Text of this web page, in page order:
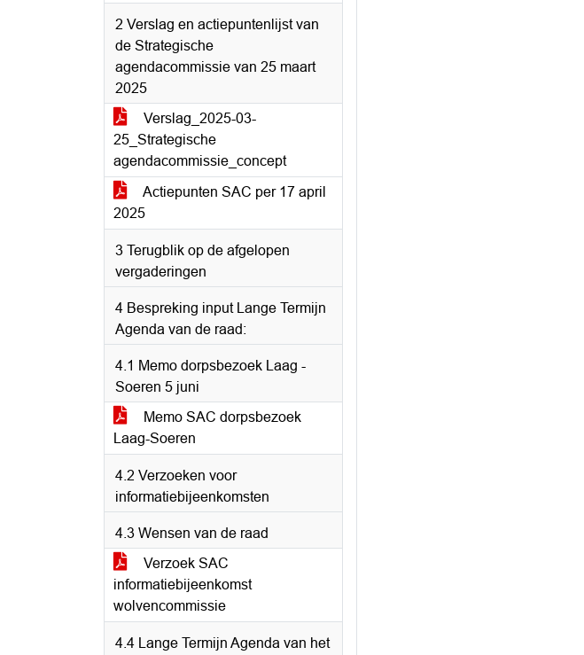
2 Verslag en actiepuntenlijst van
de Strategische
agendacommissie van 25 maart
2025
Verslag_2025-03-
25_Strategische
agendacommissie_concept
Actiepunten SAC per 17 april
2025
3 Terugblik op de afgelopen
vergaderingen
4 Bespreking input Lange Termijn
Agenda van de raad:
4.1 Memo dorpsbezoek Laag -
Soeren 5 juni
Memo SAC dorpsbezoek
Laag-Soeren
4.2 Verzoeken voor
informatiebijeenkomsten
4.3 Wensen van de raad
Verzoek SAC
informatiebijeenkomst
wolvencommissie
4.4 Lange Termijn Agenda van het